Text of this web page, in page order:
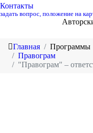
Контакты
задать вопрос, положение на
Главная Программы
Правограм
"Правограм" –